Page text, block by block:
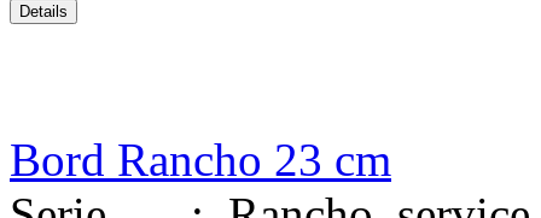
Bord Rancho 23 cm